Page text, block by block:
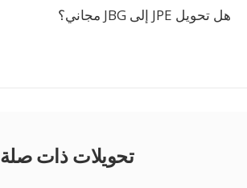
هل تحويل JPE إلى JBG مجاني؟
تحويلات ذات صلة